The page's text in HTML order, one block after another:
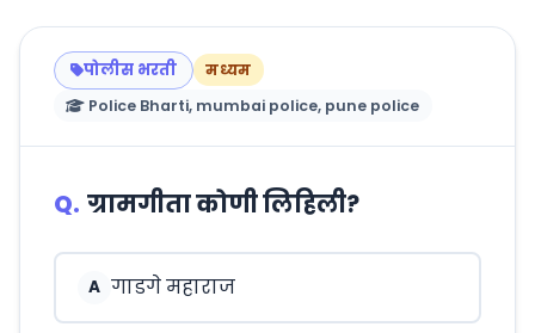
पोलीस भरती
मध्यम
Police Bharti, mumbai police, pune police
Q. ग्रामगीता कोणी लिहिली?
A गाडगे महाराज